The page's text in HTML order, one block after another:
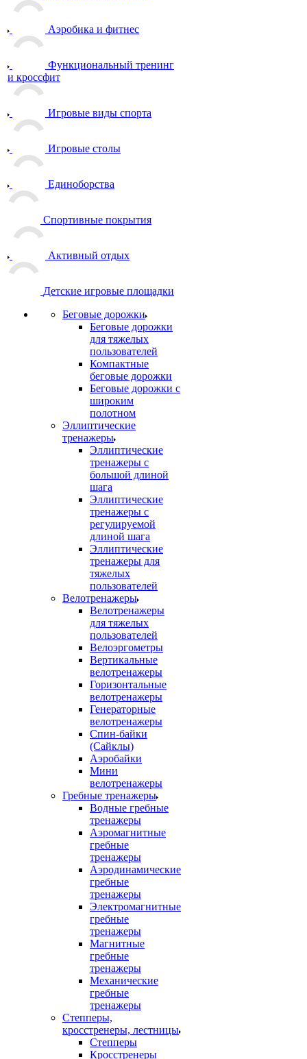
Аэробика и фитнес
Функциональный тренинг
и кроссфит
Игровые виды спорта
Игровые столы
Единоборства
Спортивные покрытия
Активный отдых
Детские игровые площадки
Беговые дорожки
Беговые дорожки
для тяжелых
пользователей
Компактные
беговые дорожки
Беговые дорожки с
широким
полотном
Эллиптические
тренажеры
Эллиптические
тренажеры с
большой длиной
шага
Эллиптические
тренажеры с
регулируемой
длиной шага
Эллиптические
тренажеры для
тяжелых
пользователей
Велотренажеры
Велотренажеры
для тяжелых
пользователей
Велоэргометры
Вертикальные
велотренажеры
Горизонтальные
велотренажеры
Генераторные
велотренажеры
Спин-байки
(Сайклы)
Аэробайки
Мини
велотренажеры
Гребные тренажеры
Водные гребные
тренажеры
Аэромагнитные
гребные
тренажеры
Аэродинамические
гребные
тренажеры
Электромагнитные
гребные
тренажеры
Магнитные
гребные
тренажеры
Механические
гребные
тренажеры
Степперы,
кросстренеры, лестницы
Степперы
Кросстренеры